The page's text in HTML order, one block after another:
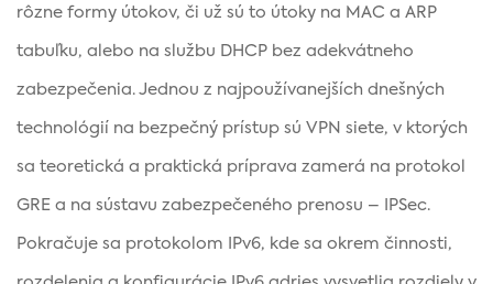
rôzne formy útokov, či už sú to útoky na MAC a ARP
tabuľku, alebo na službu DHCP bez adekvátneho
zabezpečenia. Jednou z najpoužívanejších dnešných
technológií na bezpečný prístup sú VPN siete, v ktorých
sa teoretická a praktická príprava zamerá na protokol
GRE a na sústavu zabezpečeného prenosu – IPSec.
Pokračuje sa protokolom IPv6, kde sa okrem činnosti,